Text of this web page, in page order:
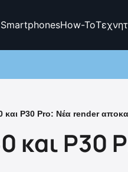
SmartphonesHow-To
και P30 Pro: Νέα render
και P30